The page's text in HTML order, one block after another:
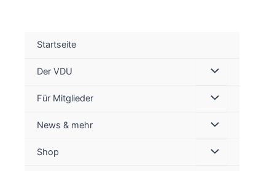
Startseite
Der VDU
Für Mitglieder
News & mehr
Shop